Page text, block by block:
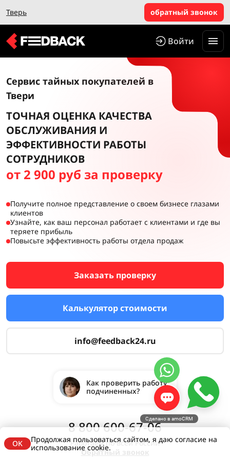
Тверь обратный звонок
Войти
Сервис тайных покупателей в
Твери
ТОЧНАЯ ОЦЕНКА КАЧЕСТВА
ОБСЛУЖИВАНИЯ И
ЭФФЕКТИВНОСТИ РАБОТЫ
СОТРУДНИКОВ
от 2 900 руб за проверку
Получите полное представление о своем бизнесе глазами
клиентов
Узнайте, как ваш персонал работает с клиентами и где вы
теряете прибыль
Повысьте эффективность работы отдела продаж
Заказать проверку
Калькулятор стоимости
info@feedback24.ru
Как проверить работу
подчиненных?
8 800 600-67-06
Работаем по всей России
Обратный звонок
OK
Продолжая пользоваться сайтом, я даю согласие на
использование cookie.
Сделано в amoCRM